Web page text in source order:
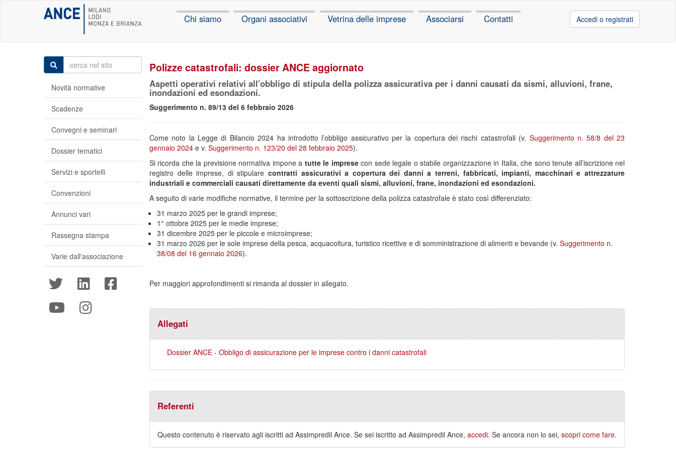
Chi siamo Organi associativi Vetrina delle imprese Associarsi Contatti Accedi o registrati
Polizze catastrofali: dossier ANCE aggiornato
Aspetti operativi relativi all’obbligo di stipula della polizza assicurativa per i danni causati da sismi, alluvioni, frane,
inondazioni ed esondazioni.
Suggerimento n. 89/13 del 6 febbraio 2026
Come noto la Legge di Bilancio 2024 ha introdotto l’obbligo assicurativo per la copertura dei rischi catastrofali (v. Suggerimento n. 58/8 del 23
gennaio 2024 e v. Suggerimento n. 123/20 del 28 febbraio 2025).
Si ricorda che la previsione normativa impone a tutte le impresecon sede legale o stabile organizzazione in Italia, che sono tenute all’iscrizione nel
registro delle imprese, di stipulare contratti assicurativi a copertura dei danni a terreni, fabbricati, impianti, macchinari e attrezzature
industriali e commerciali causati direttamente da eventi quali sismi, alluvioni, frane, inondazioni ed esondazioni.
A seguito di varie modifiche normative, il termine per la sottoscrizione della polizza catastrofale è stato così differenziato:
31 marzo 2025 per le grandi imprese;
1° ottobre 2025 per le medie imprese;
31 dicembre 2025 per le piccole e microimprese;
31 marzo 2026 per le sole imprese della pesca, acquacoltura, turistico ricettive e di somministrazione di alimenti e bevande (v. Suggerimento n.
38/08 del 16 gennaio 2026).
Per maggiori approfondimenti si rimanda al dossier in allegato.
Allegati
Dossier ANCE - Obbligo di assicurazione per le imprese contro i danni catastrofali
Referenti
Questo contenuto è riservato agli iscritti ad Assimpredil Ance. Se sei iscritto ad Assimpredil Ance, accedi. Se ancora non lo sei, scopri come fare.
Novità normative
Scadenze
Convegni e seminari
Dossier tematici
Servizi e sportelli
Convenzioni
Annunci vari
Rassegna stampa
Varie dall'associazione